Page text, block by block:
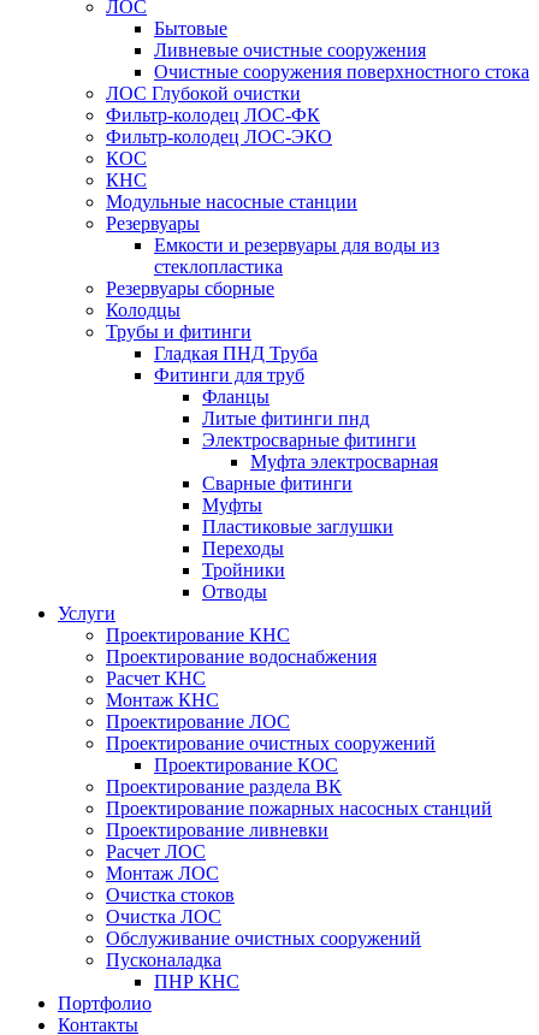
ЛОС
Бытовые
Ливневые очистные сооружения
Очистные сооружения поверхностного стока
ЛОС Глубокой очистки
Фильтр-колодец ЛОС-ФК
Фильтр-колодец ЛОС-ЭКО
КОС
КНС
Модульные насосные станции
Резервуары
Емкости и резервуары для воды из
стеклопластика
Резервуары сборные
Колодцы
Трубы и фитинги
Гладкая ПНД Труба
Фитинги для труб
Фланцы
Литые фитинги пнд
Электросварные фитинги
Муфта электросварная
Сварные фитинги
Муфты
Пластиковые заглушки
Переходы
Тройники
Отводы
Услуги
Проектирование КНС
Проектирование водоснабжения
Расчет КНС
Монтаж КНС
Проектирование ЛОС
Проектирование очистных сооружений
Проектирование КОС
Проектирование раздела ВК
Проектирование пожарных насосных станций
Проектирование ливневки
Расчет ЛОС
Монтаж ЛОС
Очистка стоков
Очистка ЛОС
Обслуживание очистных сооружений
Пусконаладка
ПНР КНС
Портфолио
Контакты